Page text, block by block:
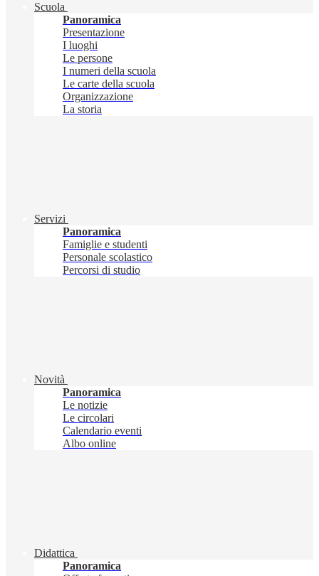
Scuola
Panoramica
Presentazione
I luoghi
Le persone
I numeri della scuola
Le carte della scuola
Organizzazione
La storia
Servizi
Panoramica
Famiglie e studenti
Personale scolastico
Percorsi di studio
Novità
Panoramica
Le notizie
Le circolari
Calendario eventi
Albo online
Didattica
Panoramica